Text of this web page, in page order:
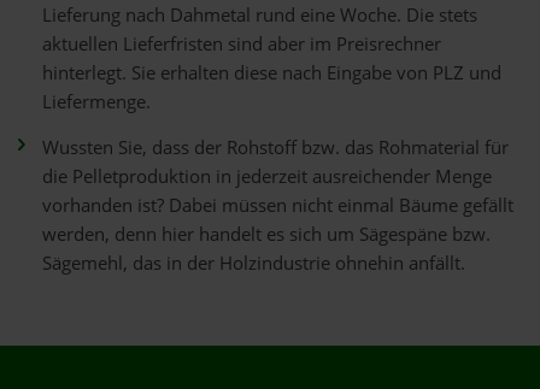
Lieferung nach Dahmetal rund eine Woche. Die stets
aktuellen Lieferfristen sind aber im Preisrechner
hinterlegt. Sie erhalten diese nach Eingabe von PLZ und
Liefermenge.
Wussten Sie, dass der Rohstoff bzw. das Rohmaterial für
die Pelletproduktion in jederzeit ausreichender Menge
vorhanden ist? Dabei müssen nicht einmal Bäume gefällt
werden, denn hier handelt es sich um Sägespäne bzw.
Sägemehl, das in der Holzindustrie ohnehin anfällt.